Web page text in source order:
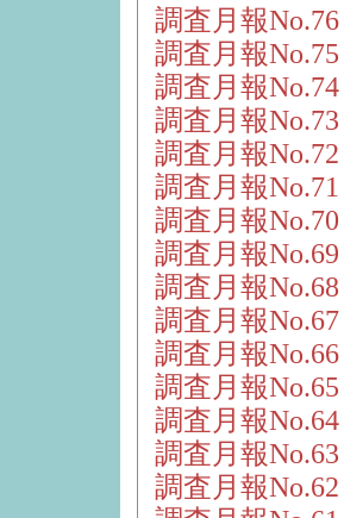
調査月報
調査月報
調査月報
調査月報
調査月報
調査月報
調査月報
調査月報
調査月報
調査月報
調査月報
調査月報
調査月報
調査月報
調査月報